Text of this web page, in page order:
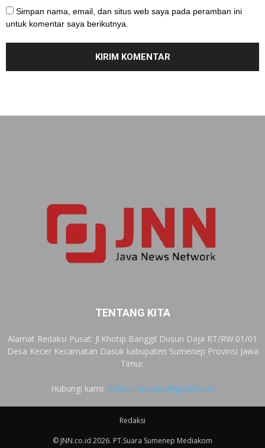
Simpan nama, email, dan situs web saya pada peramban ini
untuk komentar saya berikutnya.
TENTANG KITA
Alamat Redaksi Pusat: Jl.Khotip Banggil Dusun Daja RT/RW.01/01
Desa Kecer Kecamatan Dasuk kabupaten Sumenep Provinsi Jawa
Timur.
Hubungi kami: redaksijnnpusat@gmail.com
Redaksi
© JNN.co.id 2026. PT.Suara Sumenep Mediakom